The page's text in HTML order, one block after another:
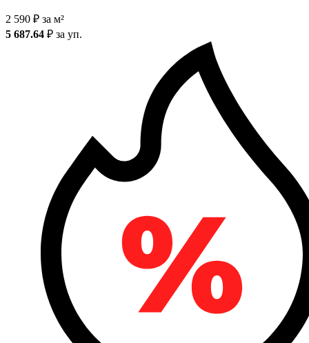
2 590 ₽ за м²
5 687.64 ₽ за уп.